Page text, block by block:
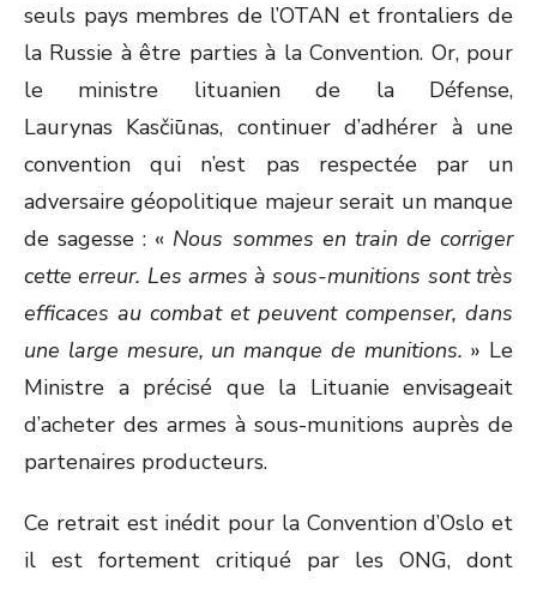
seuls pays membres de l’OTAN et frontaliers de
la Russie à être parties à la Convention. Or, pour
le ministre lituanien de la Défense,
Laurynas Kasčiūnas, continuer d’adhérer à une
convention qui n’est pas respectée par un
adversaire géopolitique majeur serait un manque
de sagesse : « Nous sommes en train de corriger
cette erreur. Les armes à sous-munitions sont très
efficaces au combat et peuvent compenser, dans
une large mesure, un manque de munitions. » Le
Ministre a précisé que la Lituanie envisageait
d’acheter des armes à sous-munitions auprès de
partenaires producteurs.
Ce retrait est inédit pour la Convention d’Oslo et
il est fortement critiqué par les ONG, dont